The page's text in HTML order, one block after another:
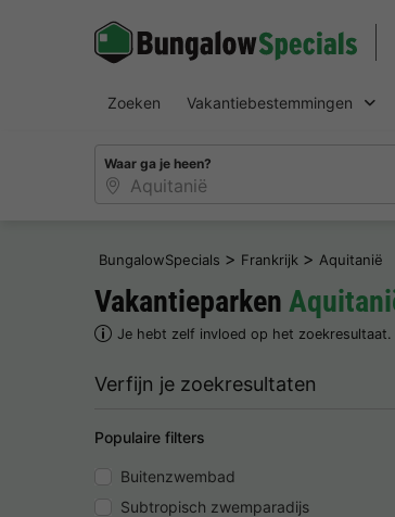
Zoeken Vakantiebestemmingen
Waar ga je heen?
BungalowSpecials > Frankrijk > Aquitanië
Vakantieparken
Je hebt zelf invloed op het zoekresultaat.
Verfijn je zoekresultaten
Populaire filters
Buitenzwembad
Subtropisch zwemparadijs